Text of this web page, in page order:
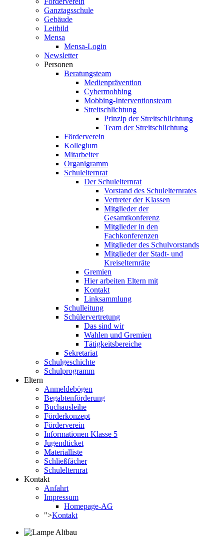
Ganztagsschule
Gebäude
Leitbild
Mensa
Mensa-Login
Newsletter
Personen
Beratungsteam
Medienprävention
Cybermobbing
Mobbing-Interventionsteam
Streitschlichtung
Prinzip der Streitschlichtung
Team der Streitschlichtung
Förderverein
Kollegium
Mitarbeiter
Organigramm
Schulelternrat
Der Schulelternrat
Vorstand des Schulelternrates
Vertreter der Klassen
Mitglieder der
Gesamtkonferenz
Mitglieder in den
Fachkonferenzen
Mitglieder des Schulvorstands
Mitglieder der Stadt- und
Kreiselternräte
Gremien
Hier arbeiten Eltern mit
Kontakt
Linksammlung
Schulleitung
Schülervertretung
Das sind wir
Wahlen und Gremien
Tätigkeitsbereiche
Sekretariat
Schulgeschichte
Schulprogramm
Eltern
Anmeldebögen
Begabtenförderung
Buchausleihe
Förderkonzept
Förderverein
Informationen Klasse 5
Jugendticket
Materialliste
Schließfächer
Schulelternrat
Kontakt
Anfahrt
Impressum
Homepage-AG
">Kontakt